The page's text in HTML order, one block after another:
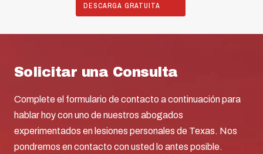
DESCARGA GRATUITA
Solicitar una Consulta
Complete el formulario de contacto a continuación para
hablar hoy con uno de nuestros abogados
experimentados en lesiones personales de Texas. Nos
pondremos en contacto con usted lo antes posible.